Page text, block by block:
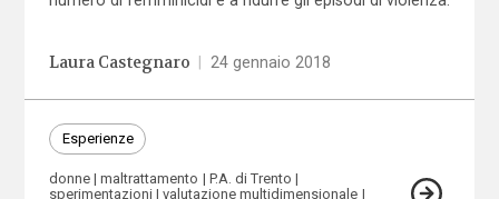
Laura Castegnaro 24 gennaio 2018
Esperienze
donne maltrattamento
P.A. di Trento
sperimentazioni
valutazione multidimensionale